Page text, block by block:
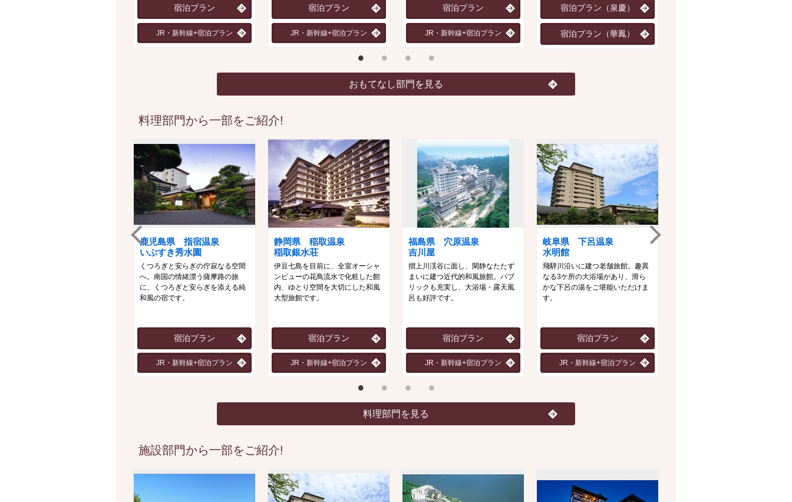
宿泊プラン
JR・新幹線+宿泊プラン
宿泊プラン
JR・新幹線+宿泊プラン
宿泊プラン
JR・新幹線+宿泊プラン
宿泊プラン（泉慶）
宿泊プラン（華鳳）
おもてなし部門を見る
料理部門から一部をご紹介!
鹿児島県 指宿温泉
いぶすき秀水園
くつろぎと安らぎの佇寂なる空間
へ。南国の情緒漂う薩摩路の旅
に、くつろぎと安らぎを添える純
和風の宿です。
宿泊プラン
JR・新幹線+宿泊プラン
静岡県 稲取温泉
稲取銀水荘
伊豆七島を目前に、全室オーシャ
ンビューの花鳥流水で化粧した館
内、ゆとり空間を大切にした和風
大型旅館です。
宿泊プラン
JR・新幹線+宿泊プラン
福島県 穴原温泉
吉川屋
摺上川渓谷に面し、閑静なたたず
まいに建つ近代的和風旅館。パブ
リックも充実し、大浴場・露天風
呂も好評です。
宿泊プラン
JR・新幹線+宿泊プラン
岐阜県 下呂温泉
水明館
飛騨川沿いに建つ老舗旅館。趣異
なる3ケ所の大浴場があり、滑ら
かな下呂の湯をご堪能いただけま
す。
宿泊プラン
JR・新幹線+宿泊プラン
料理部門を見る
施設部門から一部をご紹介!